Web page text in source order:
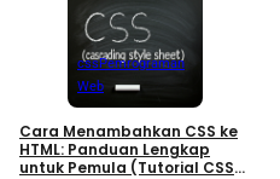
cssPemrograman
Web
Cara Menambahkan CSS ke
HTML: Panduan Lengkap
untuk Pemula (Tutorial CSS